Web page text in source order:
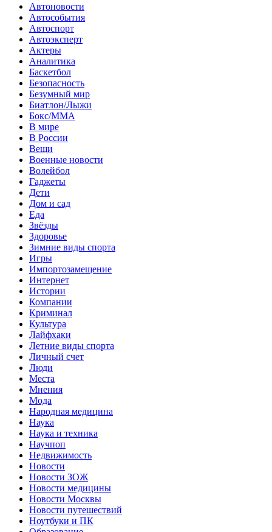
Автоновости
Автособытия
Автоспорт
Автоэксперт
Актеры
Аналитика
Баскетбол
Безопасность
Безумный мир
Биатлон/Лыжи
Бокс/MMA
В мире
В России
Вещи
Военные новости
Волейбол
Гаджеты
Дети
Дом и сад
Еда
Звёзды
Здоровье
Зимние виды спорта
Игры
Импортозамещение
Интернет
Истории
Компании
Криминал
Культура
Лайфхаки
Летние виды спорта
Личный счет
Люди
Места
Мнения
Мода
Народная медицина
Наука
Наука и техника
Научпоп
Недвижимость
Новости
Новости ЗОЖ
Новости медицины
Новости Москвы
Новости путешествий
Ноутбуки и ПК